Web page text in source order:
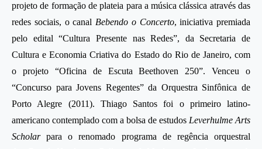
projeto de formação de plateia para a música clássica através das
redes sociais, o canal Bebendo o Concerto, iniciativa premiada
pelo edital “Cultura Presente nas Redes”, da Secretaria de
Cultura e Economia Criativa do Estado do Rio de Janeiro, com
o projeto “Oficina de Escuta Beethoven 250”. Venceu o
“Concurso para Jovens Regentes” da Orquestra Sinfônica de
Porto Alegre (2011). Thiago Santos foi o primeiro latino-
americano contemplado com a bolsa de estudos Leverhulme Arts
Scholarpara o renomado programa de regência orquestral